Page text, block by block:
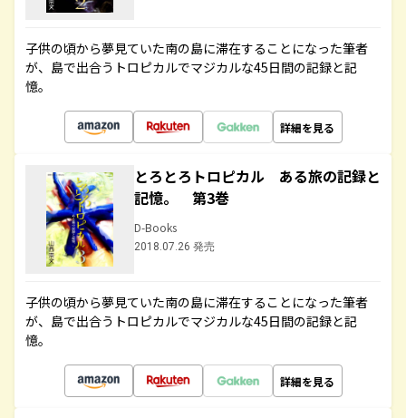
子供の頃から夢見ていた南の島に滞在することになった筆者
が、島で出合うトロピカルでマジカルな45日間の記録と記
憶。
詳細を見る
とろとろトロピカル ある旅の記録と
記憶。 第3巻
D-Books
2018.07.26 発売
子供の頃から夢見ていた南の島に滞在することになった筆者
が、島で出合うトロピカルでマジカルな45日間の記録と記
憶。
詳細を見る